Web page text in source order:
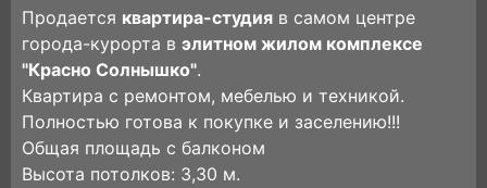
Продается квартира-студия в самом центре
города-курорта в элитном жилом комплексе
"Красно Солнышко".
Квартира с ремонтом, мебелью и техникой.
Полностью готова к покупке и заселению!!!
Общая площадь с балконом
Высота потолков: 3,30 м.